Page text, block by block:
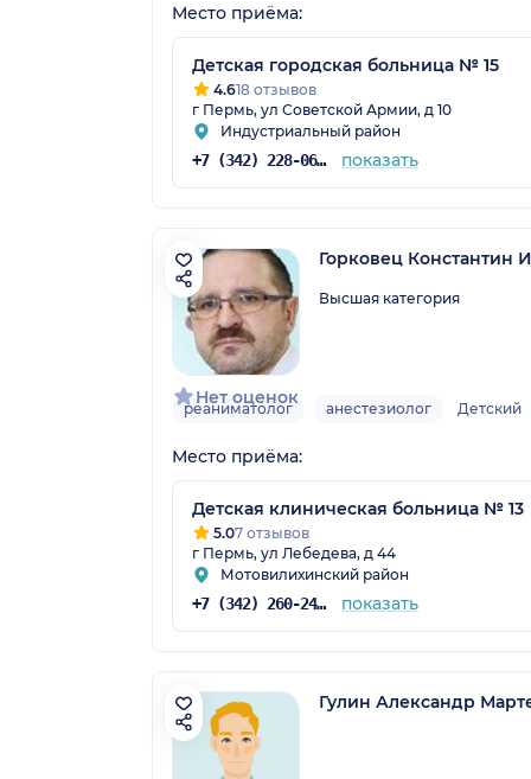
Место приёма:
Детская городская больница № 15
4.618 отзывов
г Пермь, ул Советской Армии, д 10
Индустриальный район
+7 (342) 228-06-92 показать
Нет оценок
Горковец Константин
Высшая категория
реаниматолог анестезиолог Детский
Место приёма:
Детская клиническая больница № 13
5.07 отзывов
г Пермь, ул Лебедева, д 44
Мотовилихинский район
+7 (342) 260-24-72 показать
Гулин Александр